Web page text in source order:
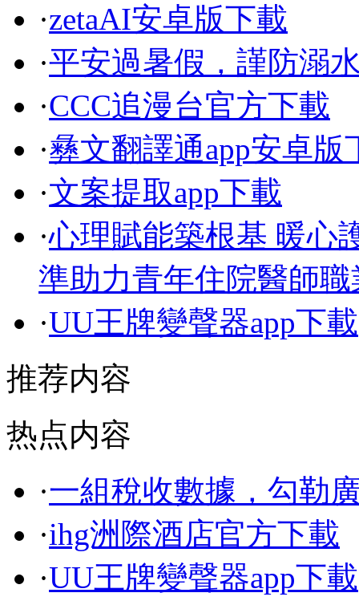
·zetaAI安卓版下載
·平安過暑假，謹防溺
·CCC追漫台官方下載
·彝文翻譯通app安卓版
·文案提取app下載
·心理賦能築根基 暖
準助力青年住院醫師
·UU王牌變聲器app下載
推荐内容
热点内容
·一組稅收數據，勾勒
·ihg洲際酒店官方下載
·UU王牌變聲器app下載